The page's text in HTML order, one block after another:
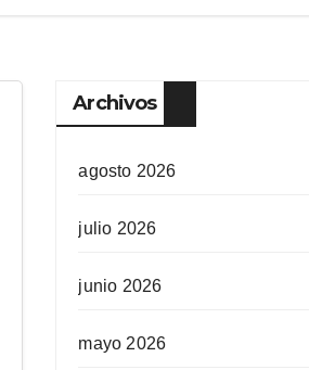
Archivos
agosto 2026
julio 2026
junio 2026
mayo 2026